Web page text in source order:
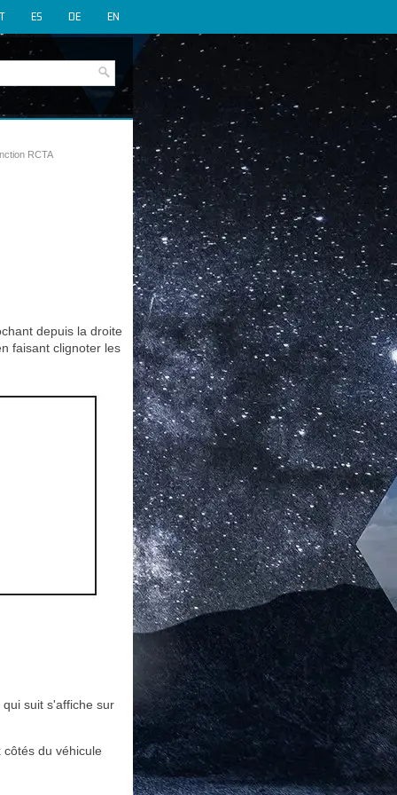
EN
DE
ES
RCTA
depuis la droite
faisant clignoter les
suit s'affiche sur
du véhicule